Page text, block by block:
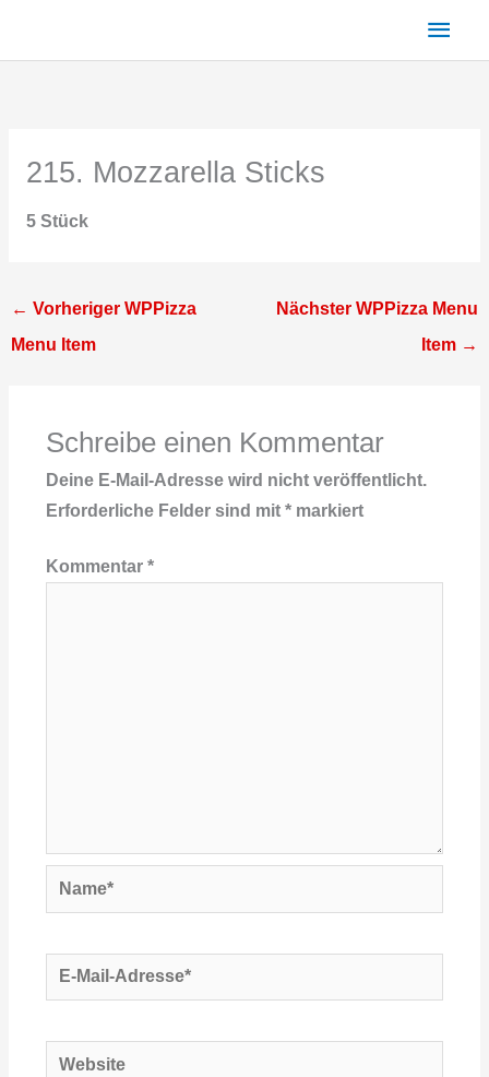
215. Mozzarella Sticks
5 Stück
← Vorheriger WPPizza
Menu Item
Nächster WPPizza Menu
Item →
Schreibe einen Kommentar
Deine E-Mail-Adresse wird nicht veröffentlicht.
Erforderliche Felder sind mit *markiert
Kommentar *
Name*
E-
Mail-
Website